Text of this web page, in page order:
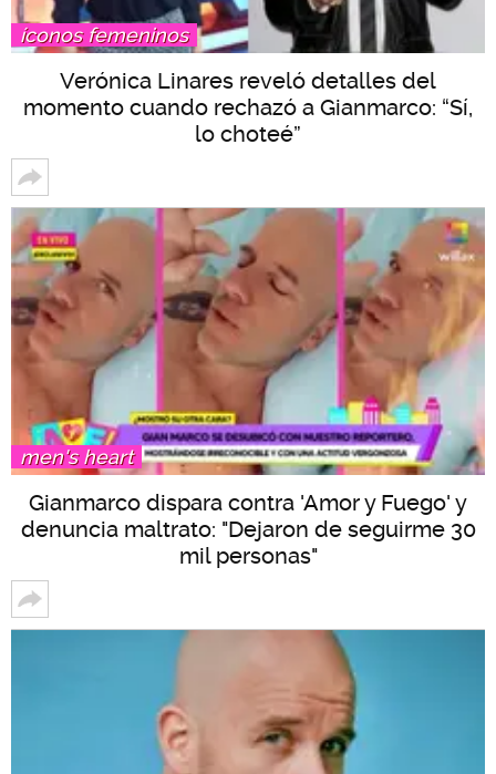
íconos femeninos
Verónica Linares reveló detalles del
momento cuando rechazó a Gianmarco: “Sí,
lo choteé”
men's heart
Gianmarco dispara contra 'Amor y Fuego' y
denuncia maltrato: "Dejaron de seguirme 30
mil personas"